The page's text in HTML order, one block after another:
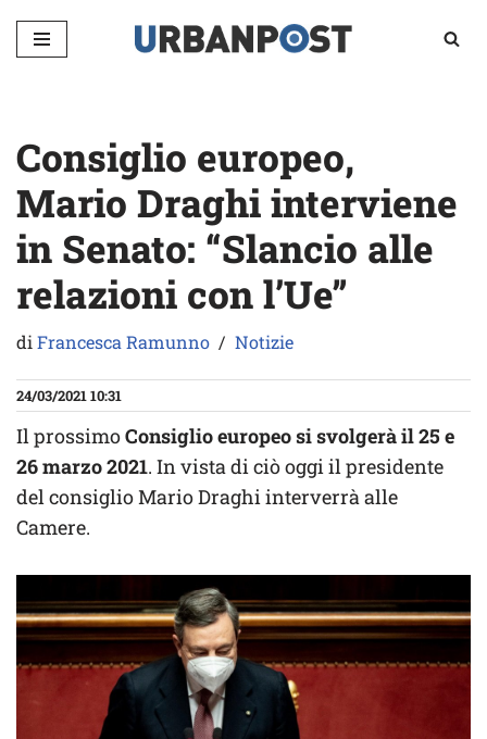
Vai
Consiglio europeo,
Mario Draghi interviene
in Senato: “Slancio alle
relazioni con l’Ue”
diFrancesca Ramunno Notizie
24/03/2021 10:31
Il prossimoConsiglio europeo si svolgerà il 25 e
26 marzo 2021. In vista di ciò oggi il presidente
del consiglio Mario Draghi interverrà alle
Camere.